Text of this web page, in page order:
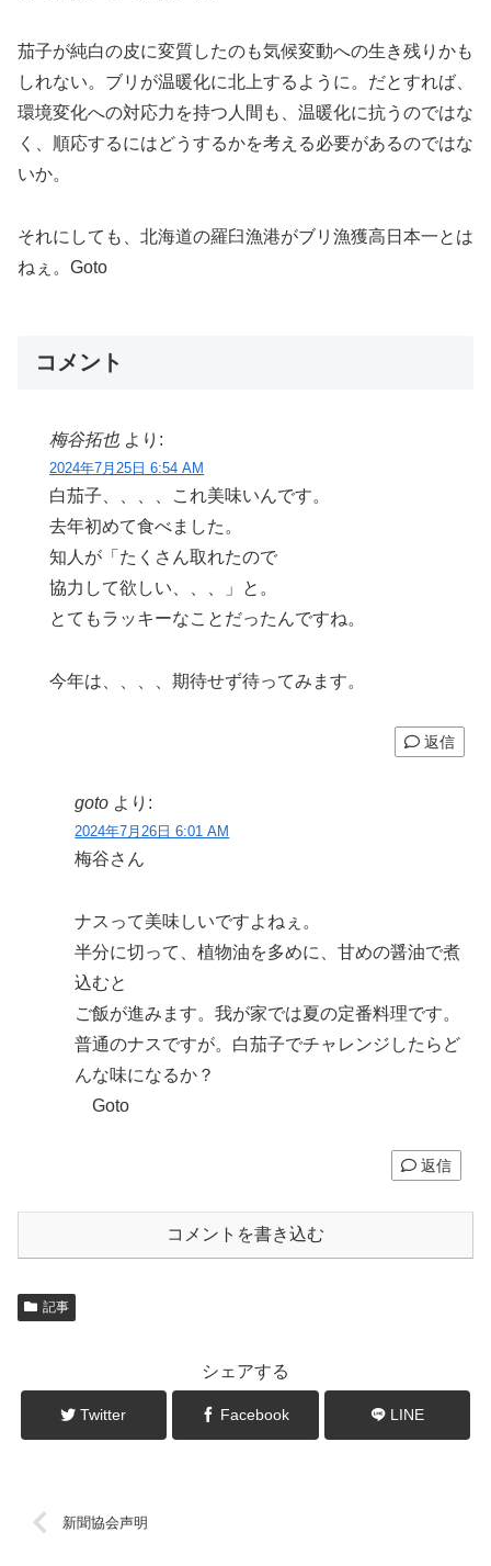
茄子が純白の皮に変質したのも気候変動への生き残りかも
しれない。ブリが温暖化に北上するように。だとすれば、
環境変化への対応力を持つ人間も、温暖化に抗うのではな
く、順応するにはどうするかを考える必要があるのではな
いか。
それにしても、北海道の羅臼漁港がブリ漁獲高日本一とは
ねぇ。Goto
コメント
梅谷拓也 より:
2024年7月25日 6:54 AM
白茄子、、、、これ美味いんです。
去年初めて食べました。
知人が「たくさん取れたので
協力して欲しい、、、」と。
とてもラッキーなことだったんですね。
今年は、、、、期待せず待ってみます。
返信
goto より:
2024年7月26日 6:01 AM
梅谷さん
ナスって美味しいですよねぇ。
半分に切って、植物油を多めに、甘めの醤油で煮
込むと
ご飯が進みます。我が家では夏の定番料理です。
普通のナスですが。白茄子でチャレンジしたらど
んな味になるか？
Goto
返信
コメントを書き込む
記事
シェアする
Twitter Facebook LINE
新聞協会声明